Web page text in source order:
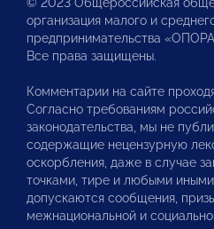
организация малого и
предпринимательства
Все права защищены.
Комментарии на сайте
Согласно требованиям
законодательства, мы не
содержащие нецензурную
оскорбления, даже в случае
точками, тире и любыми
допускаются сообщения,
межнациональной и